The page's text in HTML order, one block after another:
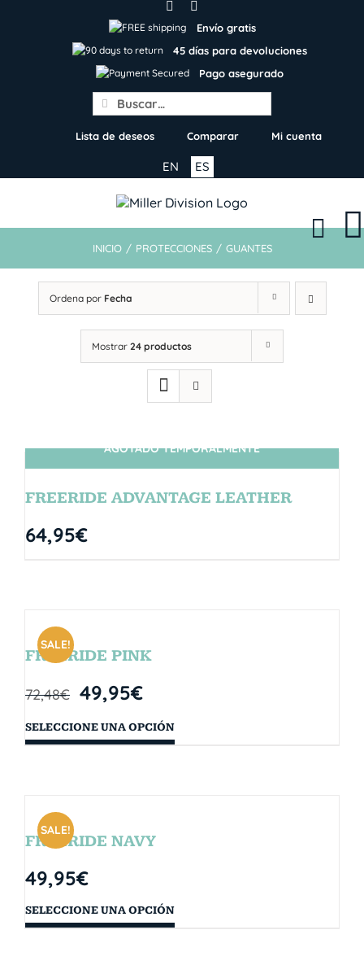
Envío gratis
45 días para devoluciones
Pago asegurado
Search
for:
Lista de deseos Comparar Mi cuenta
ES
EN
INICIO / PROTECCIONES / GUANTES
Ordena por Fecha
Mostrar 24 productos
SIN STOCK
AGOTADO TEMPORALMENTE
FREERIDE ADVANTAGE LEATHER
64,95€
SALE!
FREERIDE PINK
72,48€ 49,95€
SELECCIONE UNA OPCIÓN
SALE!
FREERIDE NAVY
49,95€
SELECCIONE UNA OPCIÓN